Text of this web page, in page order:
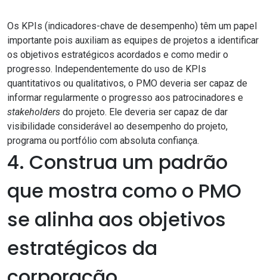
Os KPIs (indicadores-chave de desempenho) têm um papel
importante pois auxiliam as equipes de projetos a identificar
os objetivos estratégicos acordados e como medir o
progresso. Independentemente do uso de KPIs
quantitativos ou qualitativos, o PMO deveria ser capaz de
informar regularmente o progresso aos patrocinadores e
stakeholders do projeto. Ele deveria ser capaz de dar
visibilidade considerável ao desempenho do projeto,
programa ou portfólio com absoluta confiança.
4. Construa um padrão
que mostra como o PMO
se alinha aos objetivos
estratégicos da